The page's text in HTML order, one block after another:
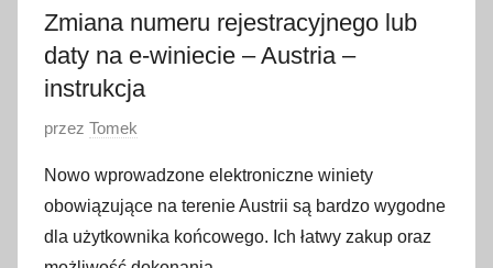
3
Zmiana numeru rejestracyjnego lub
daty na e-winiecie – Austria –
instrukcja
O
u
b
l
przez Tomek
Nowo wprowadzone elektroniczne winiety
obowiązujące na terenie Austrii są bardzo wygodne
dla użytkownika końcowego. Ich łatwy zakup oraz